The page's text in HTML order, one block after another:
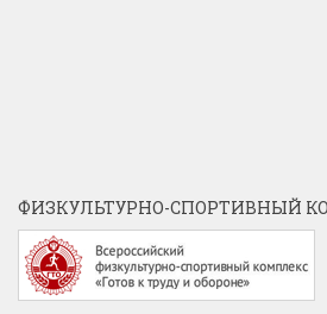
ФИЗКУЛЬТУРНО-СПОРТИВНЫЙ